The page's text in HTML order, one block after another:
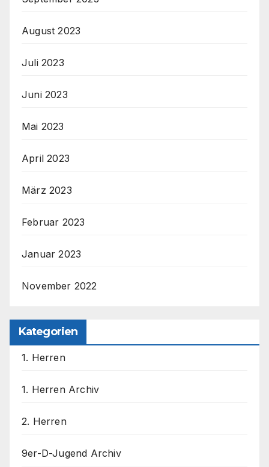
August 2023
Juli 2023
Juni 2023
Mai 2023
April 2023
März 2023
Februar 2023
Januar 2023
November 2022
Kategorien
1. Herren
1. Herren Archiv
2. Herren
9er-D-Jugend Archiv